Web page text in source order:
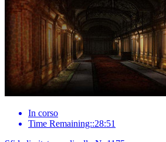
In corso
Time Remaining::28:51